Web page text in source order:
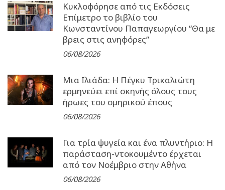
Κυκλοφόρησε από τις Εκδόσεις
Επίμετρο το βιβλίο του
Κωνσταντίνου Παπαγεωργίου “Θα με
βρεις στις ανηφόρες”
06/08/2026
Μια Ιλιάδα: H Πέγκυ Τρικαλιώτη
ερμηνεύει επί σκηνής όλους τους
ήρωες του ομηρικού έπους
06/08/2026
Για τρία ψυγεία και ένα πλυντήριο: Η
παράσταση-ντοκουμέντο έρχεται
από τον Νοέμβριο στην Αθήνα
06/08/2026